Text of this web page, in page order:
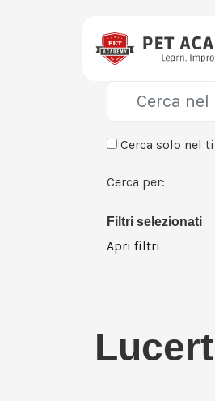
Cerca solo nel
Cerca per:
Filtri selezionati
Apri filtri